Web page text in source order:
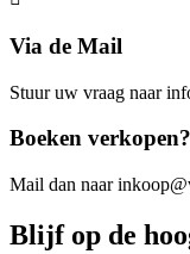
Via de Mail
Stuur uw vraag naar
Boeken verkopen?
Mail dan naar
Blijf op de